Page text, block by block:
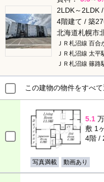
2LDK～2LDK
4階建て / 築
北海道札幌市
ＪＲ札沼線 百合
ＪＲ札沼線 太平
ＪＲ札沼線 篠路
この建物の物件をすべ
5.1
敷 1
4階 /
写真満載 動画あり